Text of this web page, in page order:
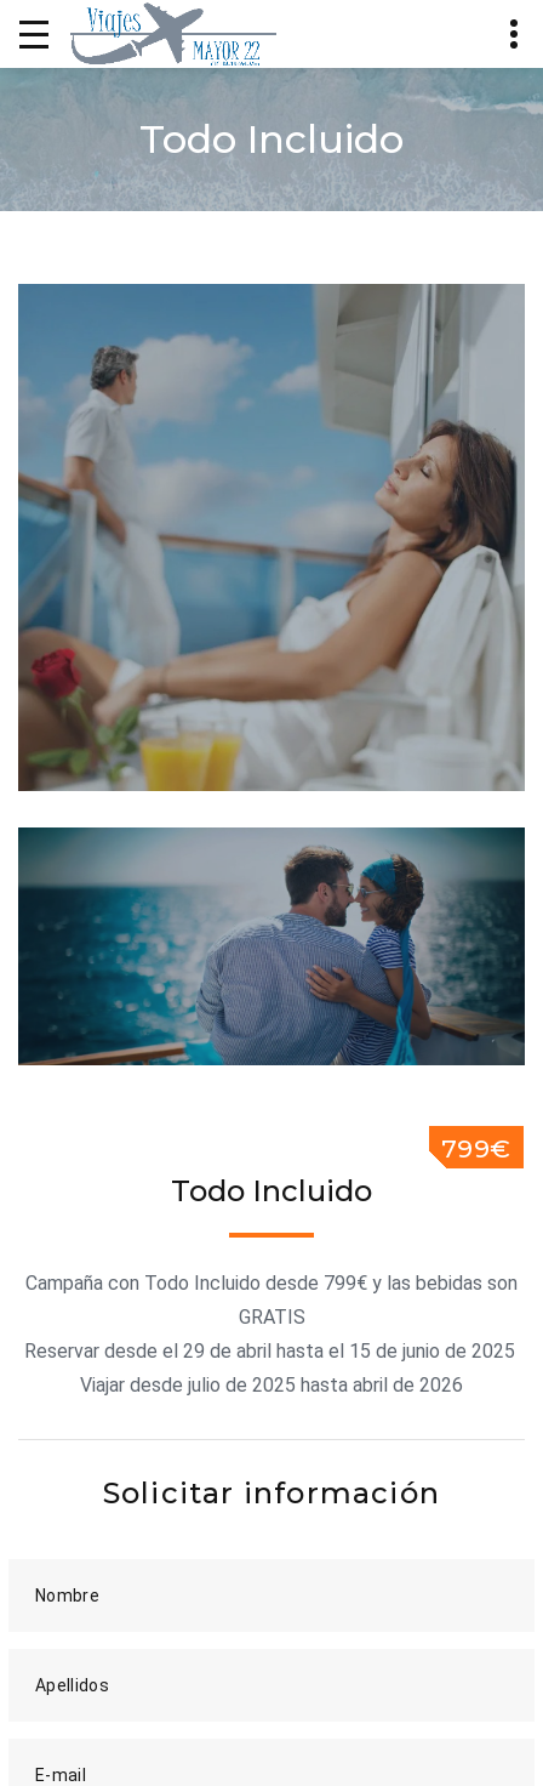
Todo Incluido
Todo Incluido
799€
Campaña con Todo Incluido desde 799€ y las bebidas son
GRATIS
Reservar desde el 29 de abril hasta el 15 de junio de 2025
Viajar desde julio de 2025 hasta abril de 2026
Solicitar información
Nombre
Apellidos
E-mail